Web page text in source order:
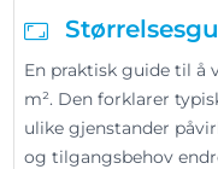
En praktisk guide til å
m². Den forklarer
ulike gjenstander
og tilgangsbehov